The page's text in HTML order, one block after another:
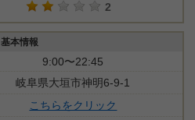
2
基本情報
9:00〜22:45
岐阜県大垣市神明6-9-1
こちらをクリック